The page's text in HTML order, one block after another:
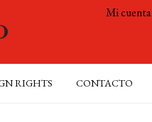
Mi cuenta
RIGHTS CONTACTO